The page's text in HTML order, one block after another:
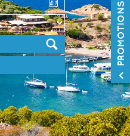
PROMOTIONS